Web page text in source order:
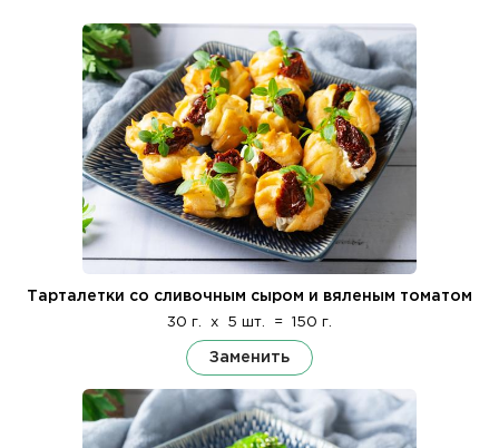
Тарталетки со сливочным сыром и вяленым томатом
30 г. x 5 шт. = 150 г.
Заменить